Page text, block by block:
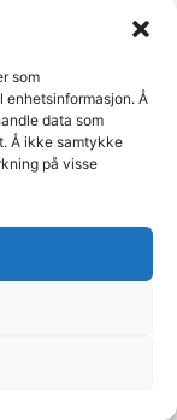
som
enhetsinformasjon. Å
data som
Å ikke samtykke
på visse
gir
fra
og